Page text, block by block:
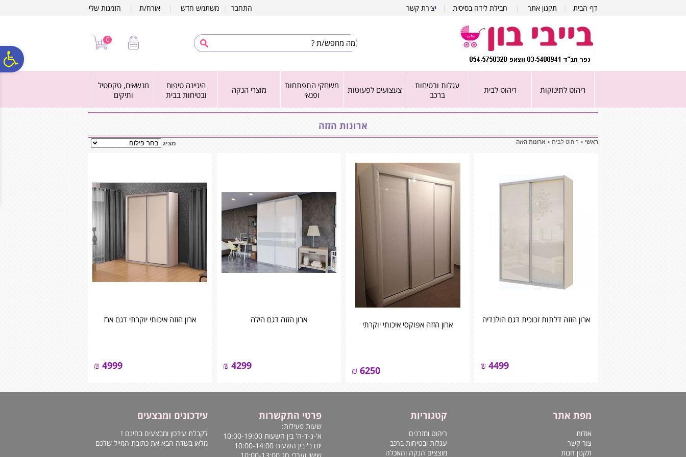
דף הבית תקנון אתר חבילת לידה בסיסית יצירת קשר התחבר משתמש חדש אורח/ת הזמנות שלי
0
ריהוט לתינוקות ריהוט לבית
עגלות ובטיחות
ברכב
צעצועים לפעוטות
משחקי התפתחות
ופנאי
מוצרי הנקה
היגיינה טיפוח
ובטיחות בבית
מנשאים, טקסטיל
ותיקים
ארונות הזזה
ראשי > ריהוט לבית > ארונות הזזה מציג
ארון הזזה דלתות זכוכית דגם הולנדיה
4499
₪
ארון הזזה אפוקסי איכותי יוקרתי
6250
₪
ארון הזזה דגם הילה
4299
₪
ארון הזזה איכותי יוקרתי דגם ארז
4999
₪
מפת אתר
אודות
צור קשר
תקנון חנות
קטגוריות
ריהוט ומזרנים
עגלות ובטיחות ברכב
מוצצים הנקה והאכלה
פרטי התקשרות
שעות פעילות:
א'-ג-ד-ה' בין השעות 10:00-19:00
יום ב' בין השעות 10:00-14:00
עידכונים ומבצעים
לקבלת עידכון ומבצעים בחינם !
מלאו בשדה הבא את כתובת המייל שלכם